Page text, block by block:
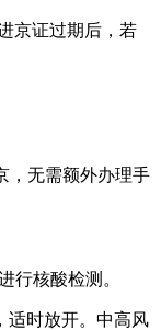
京证过期后，若
，无需额外办理手
行核酸检测。
适时放开。中高风